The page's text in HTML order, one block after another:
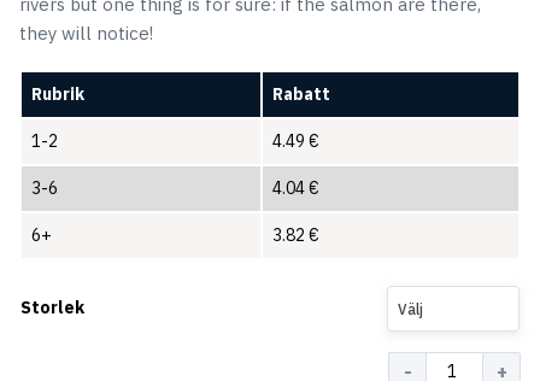
they will notice!
Rubrik Rabatt
1-2 4.49 €
3-6 4.04€
6+ 3.82 €
Storlek Välj